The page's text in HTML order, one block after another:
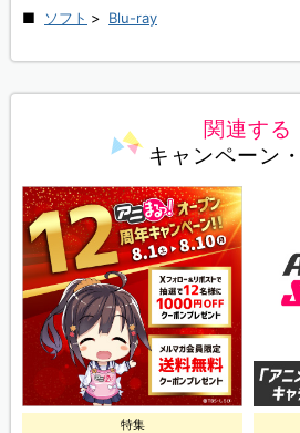
ソフト > Blu-ray
関連する
キャンペーン
特集